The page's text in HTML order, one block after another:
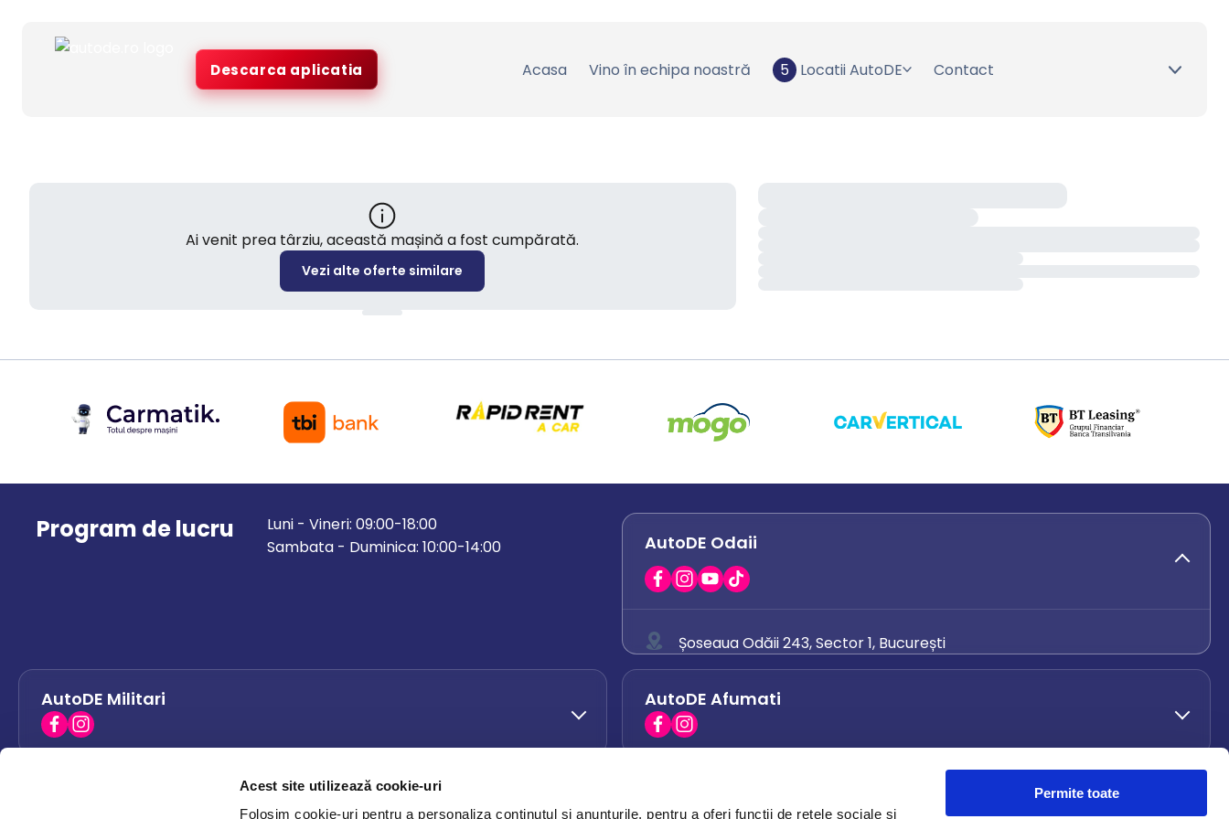
Acest site utilizează cookie-uri
Folosim cookie-uri pentru a personaliza conținutul și anunțurile, pentru a oferi funcții de rețele sociale și
Permite toate
Descarca aplicatia Acasa Vino în echipa noastră 5 Locatii AutoDE Contact
Ai venit prea târziu, această mașină a fost cumpărată.
Vezi alte oferte similare
Program de lucru
Luni - Vineri: 09:00-18:00
Sambata - Duminica: 10:00-14:00
AutoDE Odaii
Șoseaua Odăii 243, Sector 1, București
0742 444 194
office.odaii@autode.ro
AutoDE Militari AutoDE Afumati